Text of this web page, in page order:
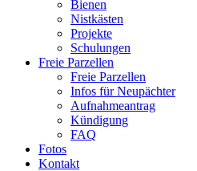
Bienen
Nistkästen
Projekte
Schulungen
Freie Parzellen
Freie Parzellen
Infos für Neupächter
Aufnahmeantrag
Kündigung
FAQ
Fotos
Kontakt